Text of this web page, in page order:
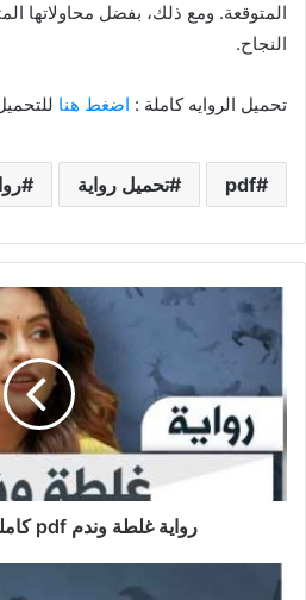
المتوقعة. ومع ذلك، بفضل محاولاتها
النجاح.
تحميل الروايه كاملة : اضغط هنا
pdf تحميل رواية
رواية غلطة وندم pdf كاملة تحميل 2023